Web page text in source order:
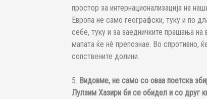
простор за интернационализација на
Европа не само географски, туку и по
себе, туку и за заедничките прашања
мапата ќе нè препознае. Во спротивно,
сопствените долини.
5. Видовме, не само со оваа поетска
Лулзим Хазири би се обидел и со друг